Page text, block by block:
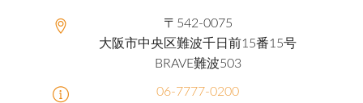
〒542-0075
大阪市中央区難波千日前15番15号
BRAVE難波503
06-7777-0200